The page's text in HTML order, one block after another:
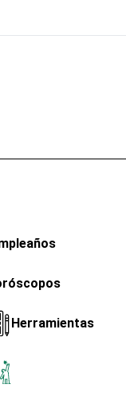
Herramientas